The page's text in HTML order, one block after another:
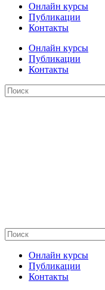
Онлайн курсы
Публикации
Контакты
Онлайн курсы
Публикации
Контакты
Онлайн курсы
Публикации
Контакты